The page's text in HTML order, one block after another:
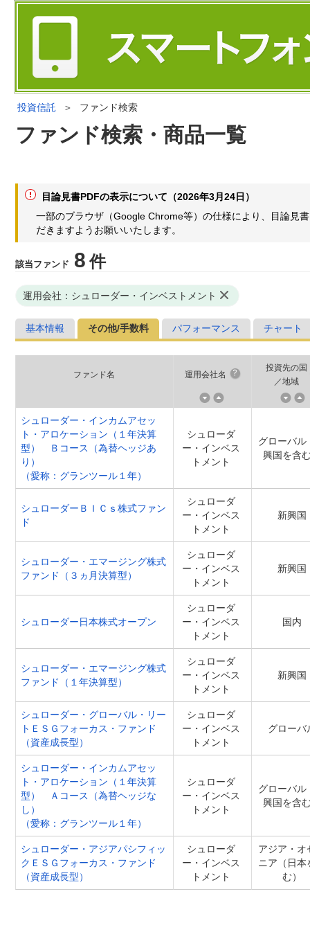
投資信託 ＞ ファンド検索
ファンド検索・商品一覧
目論見書PDFの表示について（2026年3月24日）
一部のブラウザ（Google Chrome等）の仕様により、目論見
だきますようお願いいたします。
該当ファンド 8 件
運用会社：シュローダー・インベストメント
基本情報 その他/手数料 パフォーマンス チャート
ファンド名 運用会社名
投資先の国
／地域
シュローダー・インカムアセッ
ト・アロケーション（１年決算
型） Ｂコース（為替ヘッジあ
り）
（愛称：グランツール１年）
シュローダ
ー・インベス
トメント
グローバル
興国を含
シュローダーＢＩＣｓ株式ファン
ド
シュローダ
ー・インベス
トメント
新興国
シュローダー・エマージング株式
ファンド（３ヵ月決算型）
シュローダ
ー・インベス
トメント
新興国
シュローダー日本株式オープン
シュローダ
ー・インベス
トメント
国内
シュローダー・エマージング株式
ファンド（１年決算型）
シュローダ
ー・インベス
トメント
新興国
シュローダー・グローバル・リー
トＥＳＧフォーカス・ファンド
（資産成長型）
シュローダ
ー・インベス
トメント
グローバ
シュローダー・インカムアセッ
ト・アロケーション（１年決算
型） Ａコース（為替ヘッジな
し）
（愛称：グランツール１年）
シュローダ
ー・インベス
トメント
グローバル
興国を含
シュローダー・アジアパシフィッ
クＥＳＧフォーカス・ファンド
（資産成長型）
シュローダ
ー・インベス
トメント
アジア・オ
ニア（日本
む）